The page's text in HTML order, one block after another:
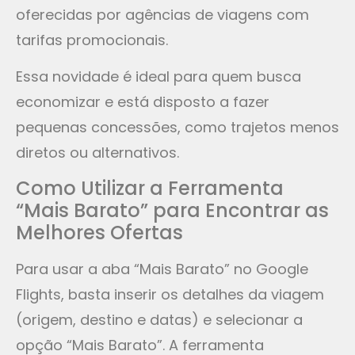
oferecidas por agências de viagens com
tarifas promocionais.
Essa novidade é ideal para quem busca
economizar e está disposto a fazer
pequenas concessões, como trajetos menos
diretos ou alternativos.
Como Utilizar a Ferramenta
“Mais Barato” para Encontrar as
Melhores Ofertas
Para usar a aba “Mais Barato” no Google
Flights, basta inserir os detalhes da viagem
(origem, destino e datas) e selecionar a
opção “Mais Barato”. A ferramenta